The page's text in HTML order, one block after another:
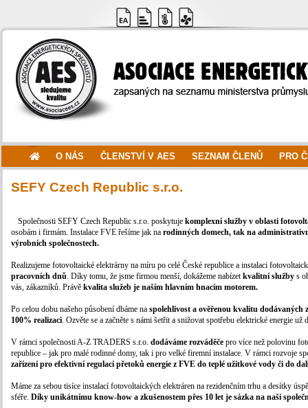
O NÁS ČLENSTVÍ V AES SEZNAM ČLENŮ PRO
SEFY Czech Republic s.r.o.
Společnosti SEFY Czech Republic s.r.o. poskytuje komplexní služby v oblasti
osobám i firmám. Instalace FVE řešíme jak na rodinných domech, tak na
výrobních společnostech.
Realizujeme fotovoltaické elektrárny na míru po celé České republice a instalaci
pracovních dnů. Díky tomu, že jsme firmou menší, dokážeme nabízetkvalitní služby s
vás, zákazníků. Právě kvalita služeb je naším hlavním hnacím motorem.
Po celou dobu našeho působení dbáme na spolehlivost a ověřenou kvalitu dodávaných
100% realizaci. Ozvěte se a začněte s námi šetřit a snižovat spotřebu elektrické energie už
V rámci společnosti A-Z TRADERS s.r.o. dodáváme rozváděče pro více než polovinu
republice – jak pro malé rodinné domy, tak i pro velké firemní instalace. V rámci rozvoje
zařízení pro efektivní regulaci přetoků energie z FVE do teplé užitkové vody či do
Máme za sebou tisíce instalací fotovoltaických elektráren na rezidenčním trhu a desítky
sféře. Díky unikátnímu know-how a zkušenostem přes 10 let je sázka na naši